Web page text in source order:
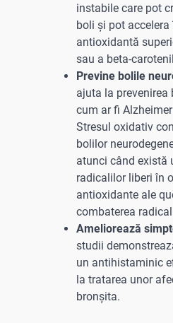
instabile care pot
boli și pot
antioxidantă
sau a beta-
Previne bolile
ajuta la prevenirea
cum ar fi
Stresul oxidativ
bolilor
atunci când există
radicalilor liberi în
antioxidante ale
combaterea
Ameliorează
studii
un antihistaminic
la tratarea unor
bronșita.